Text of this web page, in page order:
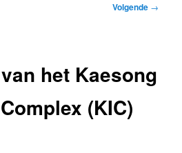
Volgende →
het Kaesong
(KIC)